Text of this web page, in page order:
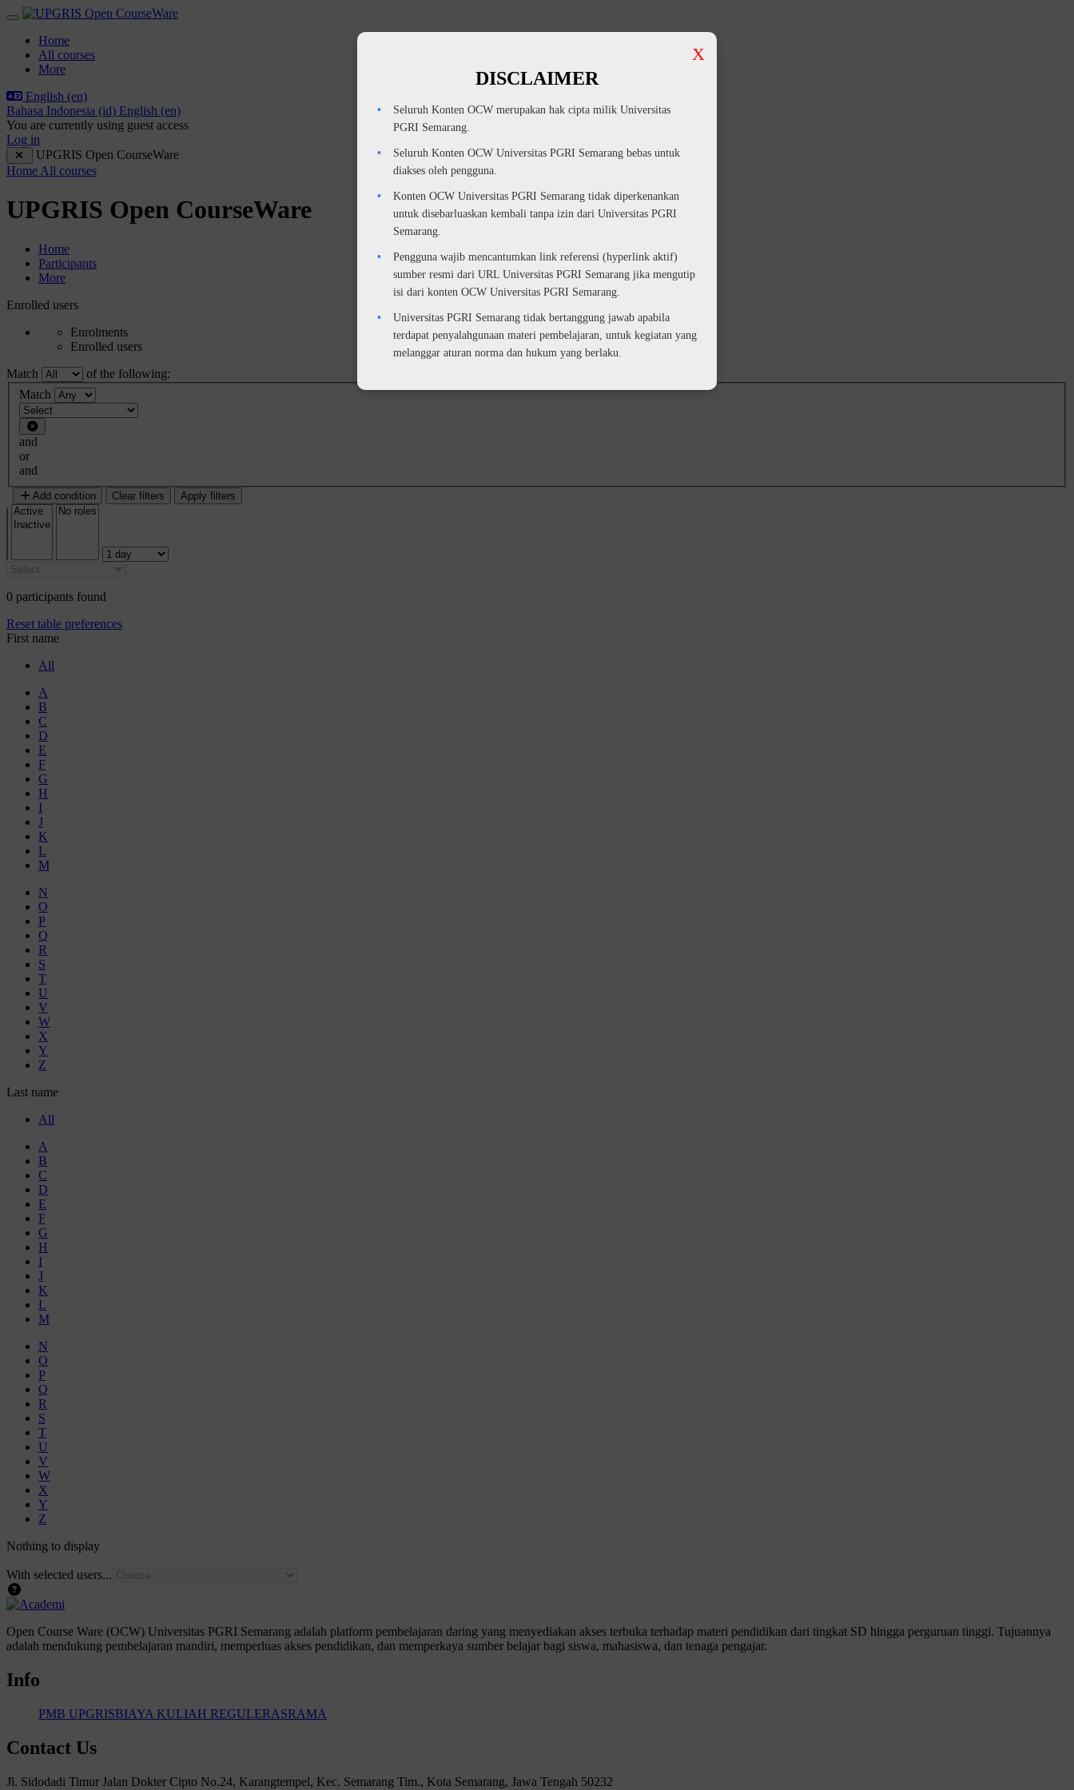
Skip to main content
Side panel
Home
All courses
More
English ‎(en)‎
Bahasa Indonesia ‎(id)‎ English ‎(en)‎
You are currently using guest access
Log in
UPGRIS Open CourseWare
Home All courses
UPGRIS Open CourseWare
Home
Participants
More
Participants tertiary navigation.
Enrolled users
Enrolments
Enrolled users
Match
of the following:
Filter 1
Match
Filter type
and
or
and
Add condition Clear filters Apply filters
0 participants found
Reset table preferences
First name
All
A
B
C
D
E
F
G
H
I
J
K
L
M
N
O
P
Q
R
S
T
U
V
W
X
Y
Z
Last name
All
A
B
C
D
E
F
G
H
I
J
K
L
M
N
O
P
Q
R
S
T
U
V
W
X
Y
Z
Nothing to display
With selected users...
Open Course Ware (OCW) Universitas PGRI Semarang adalah platform pembelajaran daring yang menyediakan akses terbuka terhadap materi pendidikan dari tingkat SD hingga perguruan tinggi. Tujuannya
adalah mendukung pembelajaran mandiri, memperluas akses pendidikan, dan memperkaya sumber belajar bagi siswa, mahasiswa, dan tenaga pengajar.
Info
PMB UPGRISBIAYA KULIAH REGULERASRAMA
Contact Us
Jl. Sidodadi Timur Jalan Dokter Cipto No.24, Karangtempel, Kec. Semarang Tim., Kota Semarang, Jawa Tengah 50232